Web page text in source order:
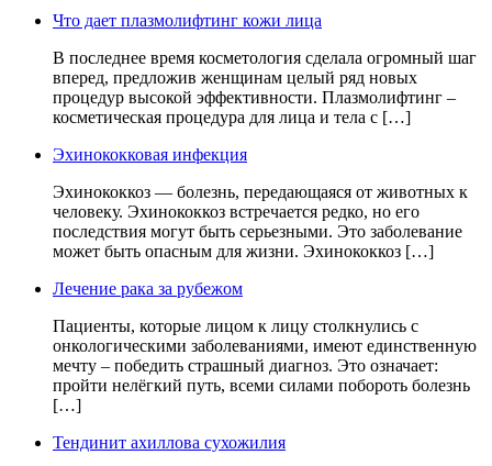
Что дает плазмолифтинг кожи лица
В последнее время косметология сделала огромный шаг
вперед, предложив женщинам целый ряд новых
процедур высокой эффективности. Плазмолифтинг –
косметическая процедура для лица и тела с […]
Эхинококковая инфекция
Эхинококкоз — болезнь, передающаяся от животных к
человеку. Эхинококкоз встречается редко, но его
последствия могут быть серьезными. Это заболевание
может быть опасным для жизни. Эхинококкоз […]
Лечение рака за рубежом
Пациенты, которые лицом к лицу столкнулись с
онкологическими заболеваниями, имеют единственную
мечту – победить страшный диагноз. Это означает:
пройти нелёгкий путь, всеми силами побороть болезнь
[…]
Тендинит ахиллова сухожилия